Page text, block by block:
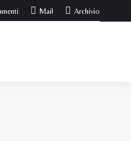
Mail Archivio